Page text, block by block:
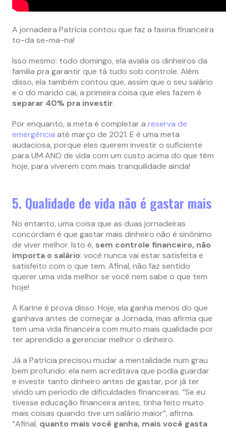
A jornadeira Patrícia contou que faz a faxina financeira
to-da se-ma-na!
Isso mesmo: todo domingo, ela avalia os dinheiros da
família pra garantir que tá tudo sob controle. Além
disso, ela também contou que, assim que o seu salário
e o do marido cai, a primeira coisa que eles fazem é
separar 40% pra investir.
Por enquanto, a meta é completar a reserva de
emergência até março de 2021. E é uma meta
audaciosa, porque eles querem investir o suficiente
para UM ANO de vida com um custo acima do que têm
hoje, para viverem com mais tranquilidade ainda!
5. Qualidade de vida não é gastar mais
No entanto, uma coisa que as duas jornadeiras
concordam é que gastar mais dinheiro não é sinônimo
de viver melhor. Isto é, sem controle financeiro, não
importa o salário: você nunca vai estar satisfeita e
satisfeito com o que tem. Afinal, não faz sentido
querer uma vida melhor se você nem sabe o que tem
hoje!
A Karine é prova disso. Hoje, ela ganha menos do que
ganhava antes de começar a Jornada, mas afirma que
tem uma vida financeira com muito mais qualidade por
ter aprendido a gerenciar melhor o dinheiro.
Já a Patrícia precisou mudar a mentalidade num grau
bem profundo: ela nem acreditava que podia guardar
e investir tanto dinheiro antes de gastar, por já ter
vivido um período de dificuldades financeiras. “Se eu
tivesse educação financeira antes, tinha feito muito
mais coisas quando tive um salário maior”, afirma.
“Afinal, quanto mais você ganha, mais você gasta